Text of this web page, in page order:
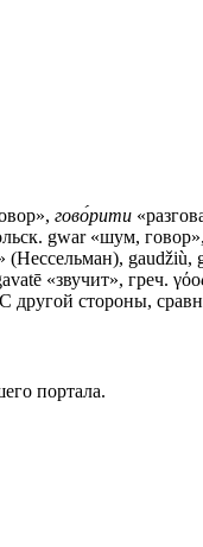
гово́рити
gwar «шум,
gaudžiù,
«звучит», греч.
другой стороны,
портала.